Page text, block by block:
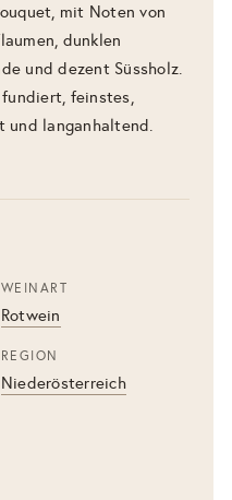
mit Noten von
dunklen
und dezent Süssholz.
fundiert, feinstes,
und langanhaltend.
WEINART
Rotwein
REGION
Niederösterreich